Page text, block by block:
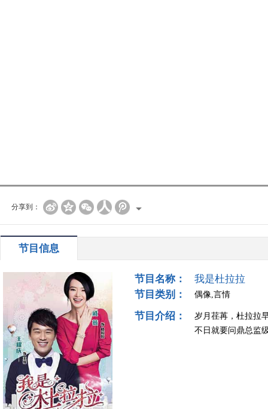
分享到：
节目信息
节目名称：
我是杜拉拉
节目类别：
偶像,言情
节目介绍：
岁月荏苒，杜拉拉
不日就要问鼎总监